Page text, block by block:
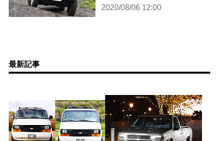
2020/08/06 12:00
最新記事